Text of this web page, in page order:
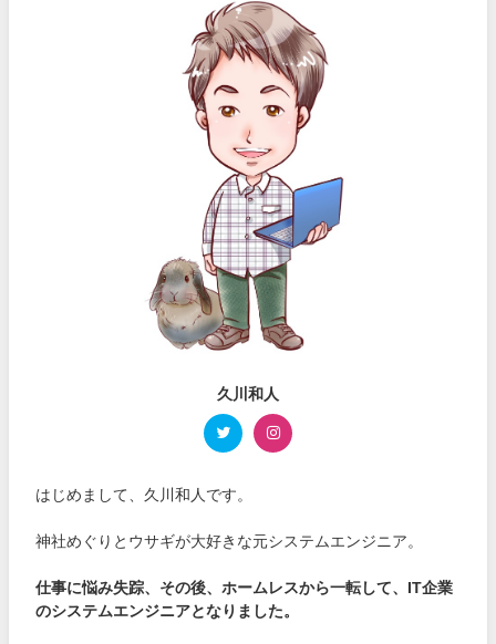
久川和人
はじめまして、久川和人です。
神社めぐりとウサギが大好きな元システムエンジニア。
仕事に悩み失踪、その後、ホームレスから一転して、IT企業
のシステムエンジニアとなりました。